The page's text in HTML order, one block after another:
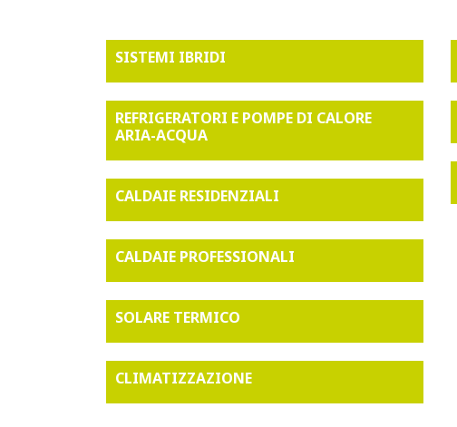
SISTEMI IBRIDI
REFRIGERATORI E POMPE DI CALORE
ARIA-ACQUA
CALDAIE RESIDENZIALI
CALDAIE PROFESSIONALI
SOLARE TERMICO
CLIMATIZZAZIONE